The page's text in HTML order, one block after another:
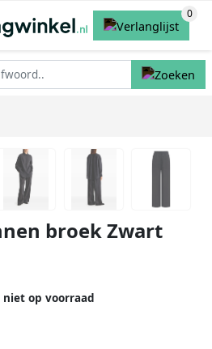
broek Zwart
op voorraad